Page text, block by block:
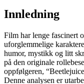
Innledning
Film har lenge fascinert
uforglemmelige
humor, mystikk og litt
på den originale
oppfølgeren,
Denne analysen er